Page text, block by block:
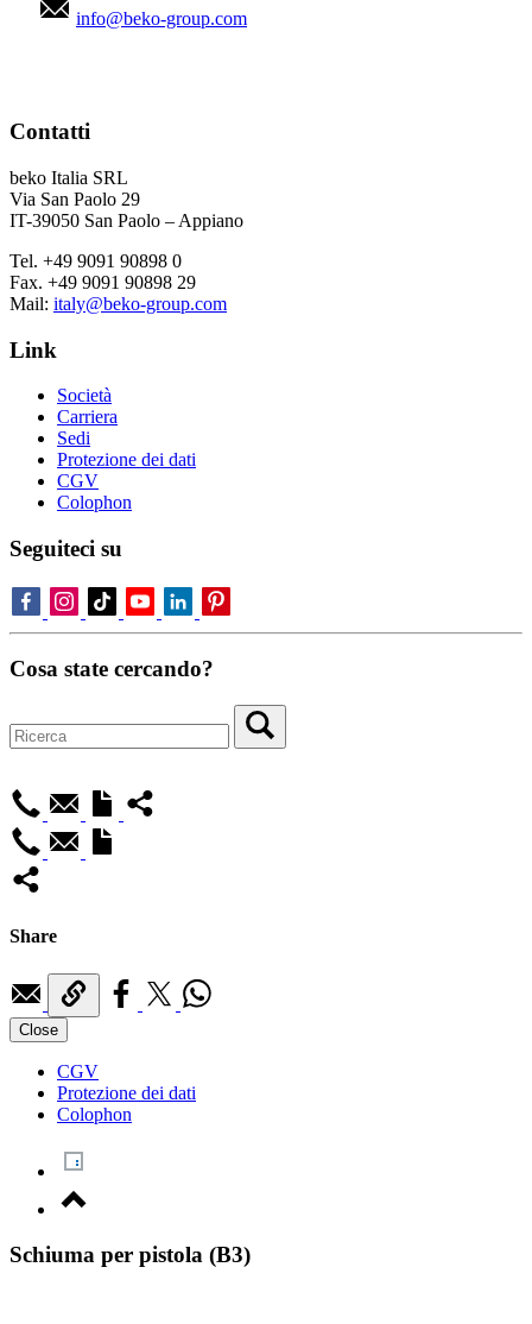
info@beko-group.com
Contatti
beko Italia SRL
Via San Paolo 29
IT-39050 San Paolo – Appiano
Tel. +49 9091 90898 0
Fax. +49 9091 90898 29
Mail: italy@beko-group.com
Link
Società
Carriera
Sedi
Protezione dei dati
CGV
Colophon
Seguiteci su
Cosa state cercando?
Share
Close
CGV
Protezione dei dati
Colophon
Schiuma per pistola (B3)